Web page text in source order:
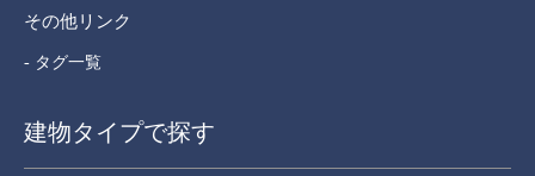
その他リンク
- タグ一覧
建物タイプで探す